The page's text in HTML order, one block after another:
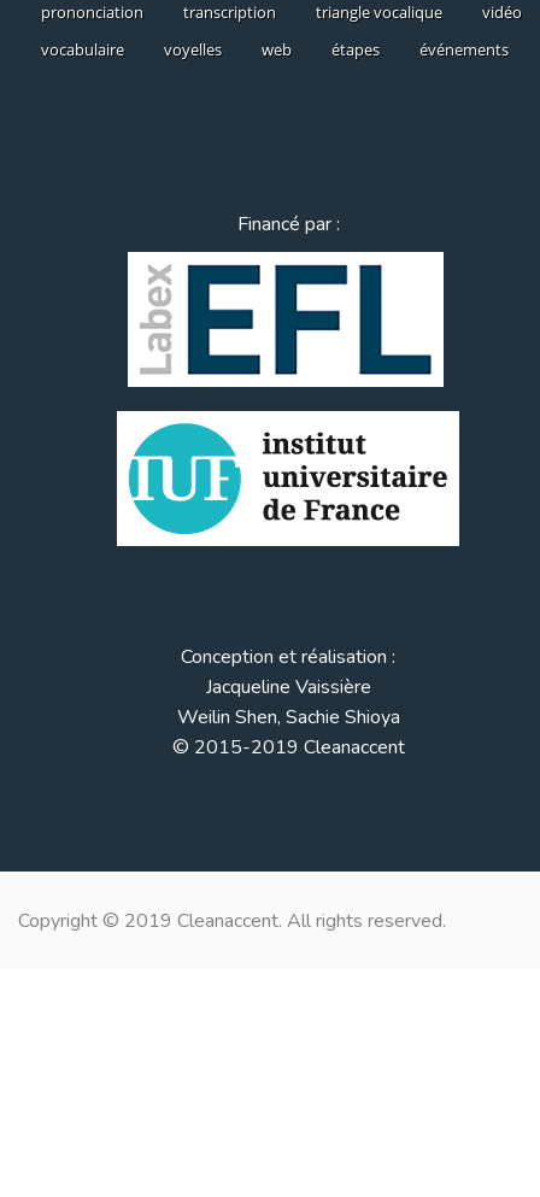
prononciation
transcription triangle vocalique
vidéo
vocabulaire
voyelles web étapes événements
Financé par :
Conception et réalisation :
Jacqueline Vaissière
Weilin Shen, Sachie Shioya
© 2015-2019 Cleanaccent
Copyright © 2019 Cleanaccent. All rights reserved.